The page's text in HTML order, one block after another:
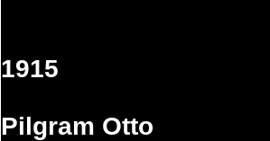
1915
Pilgram Otto